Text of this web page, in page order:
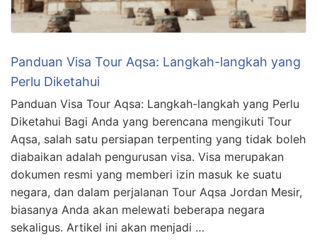
Panduan Visa Tour Aqsa: Langkah-langkah yang
Perlu Diketahui
Panduan Visa Tour Aqsa: Langkah-langkah yang Perlu
Diketahui Bagi Anda yang berencana mengikuti Tour
Aqsa, salah satu persiapan terpenting yang tidak boleh
diabaikan adalah pengurusan visa. Visa merupakan
dokumen resmi yang memberi izin masuk ke suatu
negara, dan dalam perjalanan Tour Aqsa Jordan Mesir,
biasanya Anda akan melewati beberapa negara
sekaligus. Artikel ini akan menjadi …